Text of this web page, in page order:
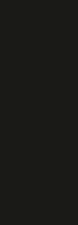
que batido.
pois esse